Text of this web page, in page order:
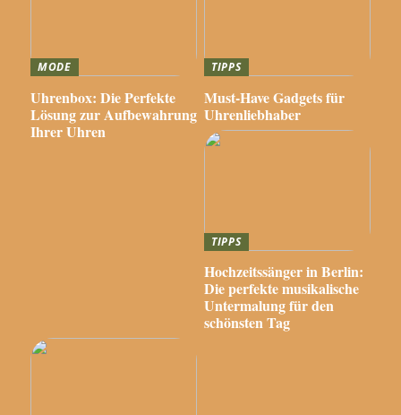
MODE
Uhrenbox: Die Perfekte
Lösung zur Aufbewahrung
Ihrer Uhren
TIPPS
Must-Have Gadgets für
Uhrenliebhaber
TIPPS
Hochzeitssänger in Berlin:
Die perfekte musikalische
Untermalung für den
schönsten Tag